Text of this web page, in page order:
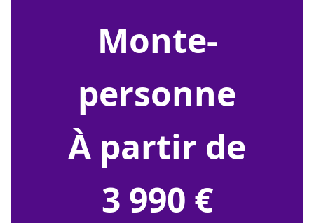
monte-
personne
À partir de
3 990 €